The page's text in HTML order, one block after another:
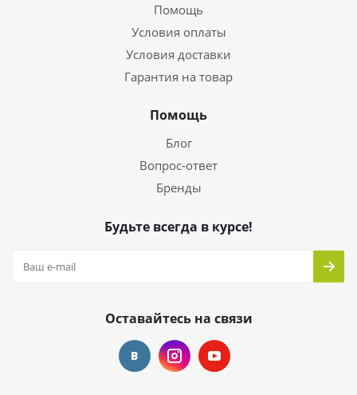
Помощь
Условия оплаты
Условия доставки
Гарантия на товар
Помощь
Блог
Вопрос-ответ
Бренды
Будьте всегда в курсе!
Оставайтесь на связи